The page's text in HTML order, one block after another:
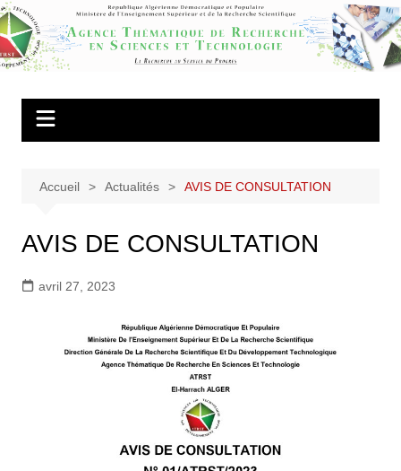
Aller
au
contenu
Agence
Thématique de
Recherche en
Accueil Actualités AVIS DE CONSULTATION
AVIS DE CONSULTATION
avril 27, 2023